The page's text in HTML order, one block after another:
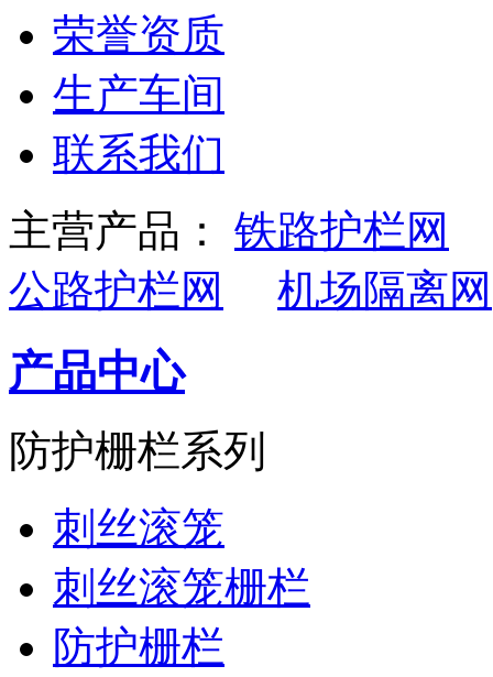
荣誉资质
生产车间
联系我们
主营产品： 铁路护栏网
公路护栏网
机场隔离网
产品中心
防护栅栏系列
刺丝滚笼
刺丝滚笼栅栏
防护栅栏